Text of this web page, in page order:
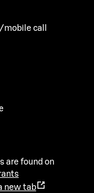
call
are found on
new tab